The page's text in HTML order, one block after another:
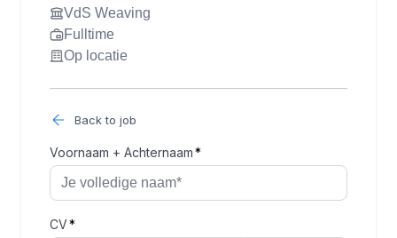
VdS Weaving
Fulltime
Op locatie
Back to job